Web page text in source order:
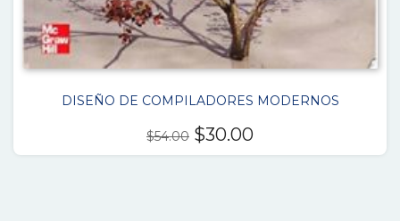
DISEÑO DE COMPILADORES MODERNOS
$54.00 El
precio
$30.00
precio